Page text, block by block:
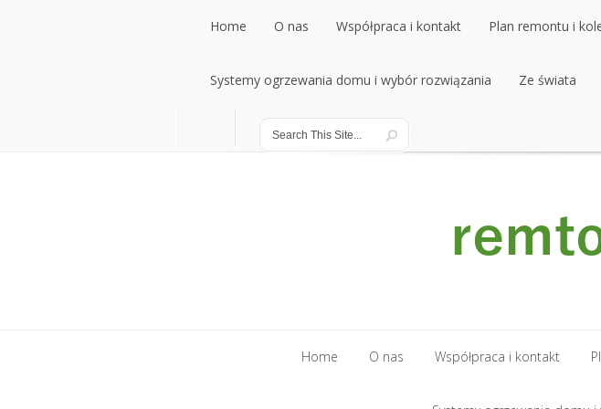
Home
Home
O nas
O nas
Współpraca i kontakt
Współpraca i kontakt
Plan remontu i
Plan remontu i
Systemy ogrzewania domu i wybór rozwiązania
Systemy ogrzewania domu i wybór rozwiązania
Ze świata
Home O nas Współpraca i kontakt